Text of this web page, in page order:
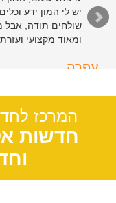
יש לי המון ידע
שולחים תודה,
ומאוד מקצועי
עפרה
המרכז
חדשות